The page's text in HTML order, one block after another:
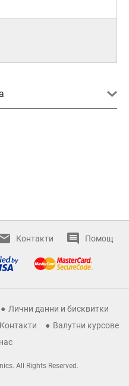
Контакти Помощ
Лични данни и бисквитки
Контакти
Валутни курсове
All Rights Reserved.